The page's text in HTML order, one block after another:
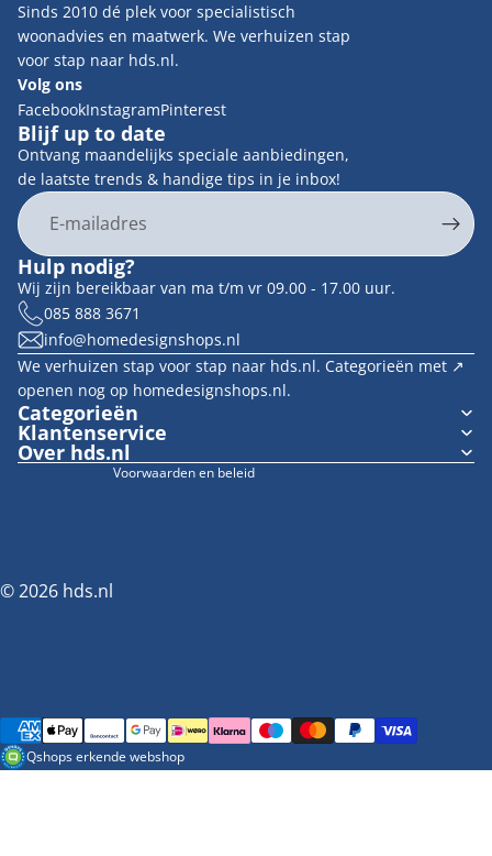
Sinds 2010 dé plek voor specialistisch
woonadvies en maatwerk. We verhuizen stap
voor stap naar hds.nl.
Volg ons
FacebookInstagramPinterest
Blijf up to date
Ontvang maandelijks speciale aanbiedingen,
de laatste trends & handige tips in je inbox!
E-mail
Hulp nodig?
Wij zijn bereikbaar van ma t/m vr 09.00 - 17.00 uur.
085 888 3671
info@homedesignshops.nl
We verhuizen stap voor stap naar hds.nl. Categorieën met ↗︎
openen nog op homedesignshops.nl.
Categorieën
Klantenservice
Over hds.nl
© 2026 hds.nl
Voorwaarden en beleid
Privacybeleid
Contactgegevens
Terugbetalingsbeleid
Algemene voorwaarden
Verzendbeleid
Wettelijke kennisgeving
Cookievoorkeuren
Betaalmethoden
Qshops erkende webshop